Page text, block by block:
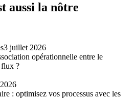
aussi la nôtre
3 juillet 2026
opérationnelle entre le
flux ?
: optimisez vos processus avec les